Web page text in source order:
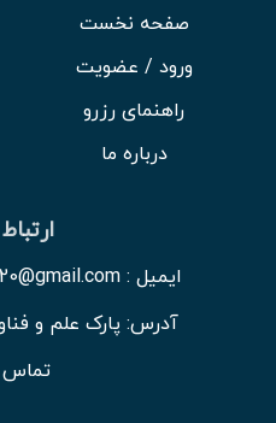
صفحه نخست
ورود / عضویت
راهنمای رزرو
درباره ما
ایمیل : kermanshahgasht2020@gmail.com
آدرس: پارک علم و
تماس